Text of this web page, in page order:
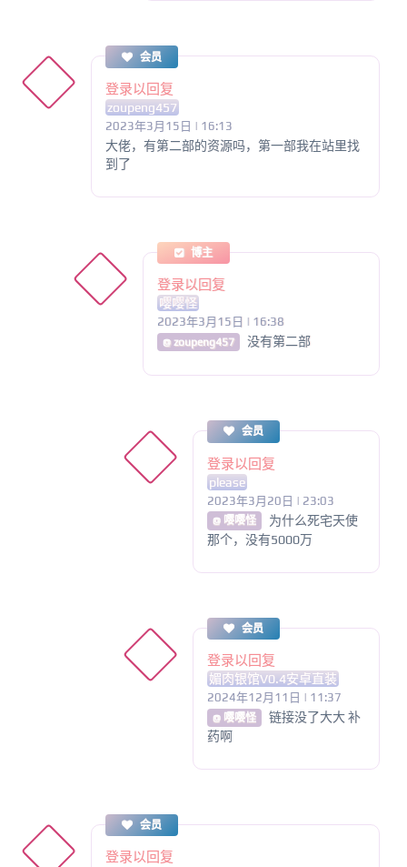
会员
登录以回复
zoupeng457
2023年3月15日 | 16:13
大佬，有第二部的资源吗，第一部我在站里找
到了
博主
登录以回复
嘤嘤怪
2023年3月15日 | 16:38
@ zoupeng457 没有第二部
会员
登录以回复
please
2023年3月20日 | 23:03
@ 嘤嘤怪
为什么死宅天使
那个，没有5000万
会员
登录以回复
媚肉银馆V0.4安卓直装
2024年12月11日 | 11:37
@ 嘤嘤怪
链接没了大大 补
药啊
会员
登录以回复